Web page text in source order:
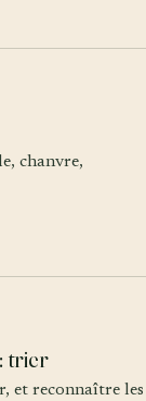
chanvre,
trier
et reconnaître les